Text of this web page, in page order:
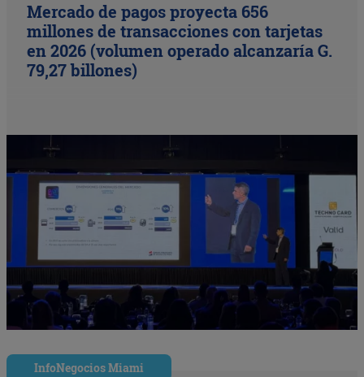
Mercado de pagos proyecta 656
millones de transacciones con tarjetas
en 2026 (volumen operado alcanzaría G.
79,27 billones)
InfoNegocios Miami